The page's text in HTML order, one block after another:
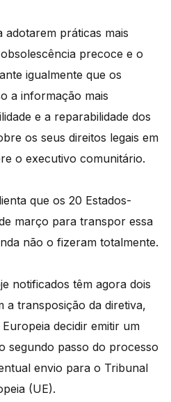
adotarem práticas mais
precoce e o
igualmente que os
a informação mais
e a reparabilidade dos
os seus direitos legais em
o executivo comunitário.
que os 20 Estados-
março para transpor essa
não o fizeram totalmente.
notificados têm agora dois
a transposição da diretiva,
decidir emitir um
segundo passo do processo
envio para o Tribunal
(UE).